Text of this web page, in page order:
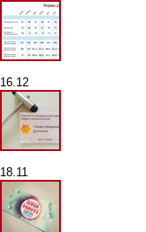
16.12
18.11